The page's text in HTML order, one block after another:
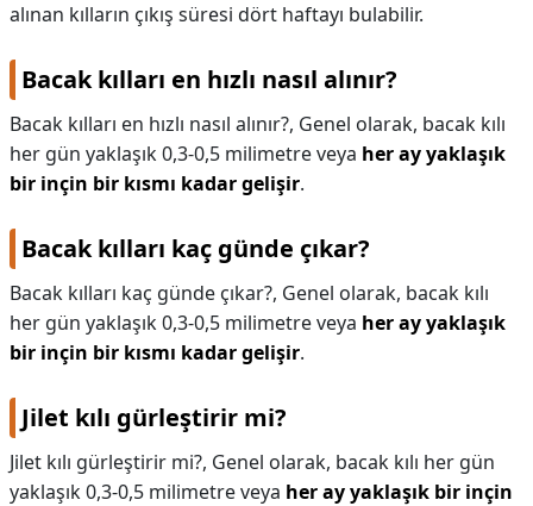
alınan kılların çıkış süresi dört haftayı bulabilir.
Bacak kılları en hızlı nasıl alınır?
Bacak kılları en hızlı nasıl alınır?, Genel olarak, bacak kılı
her gün yaklaşık 0,3-0,5 milimetre veya her ay yaklaşık
bir inçin bir kısmı kadar gelişir.
Bacak kılları kaç günde çıkar?
Bacak kılları kaç günde çıkar?, Genel olarak, bacak kılı
her gün yaklaşık 0,3-0,5 milimetre veya her ay yaklaşık
bir inçin bir kısmı kadar gelişir.
Jilet kılı gürleştirir mi?
Jilet kılı gürleştirir mi?, Genel olarak, bacak kılı her gün
yaklaşık 0,3-0,5 milimetre veya her ay yaklaşık bir inçin